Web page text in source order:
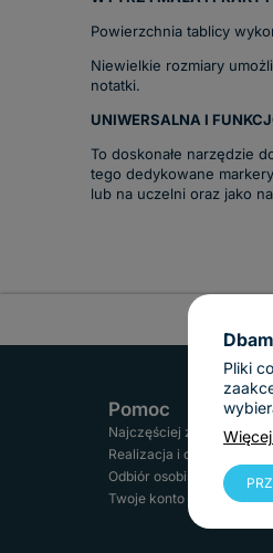
Powierzchnia tablicy
Niewielkie rozmiary
notatki.
UNIWERSALNA I
To doskonałe narzędzie
tego dedykowane
lub na uczelni oraz jako
Pomoc
Najczęściej zadawane
Realizacja i czas dostawy
Odbiór osobisty
Twoje konto
Pliki
Google Rating
Based on 112 reviews